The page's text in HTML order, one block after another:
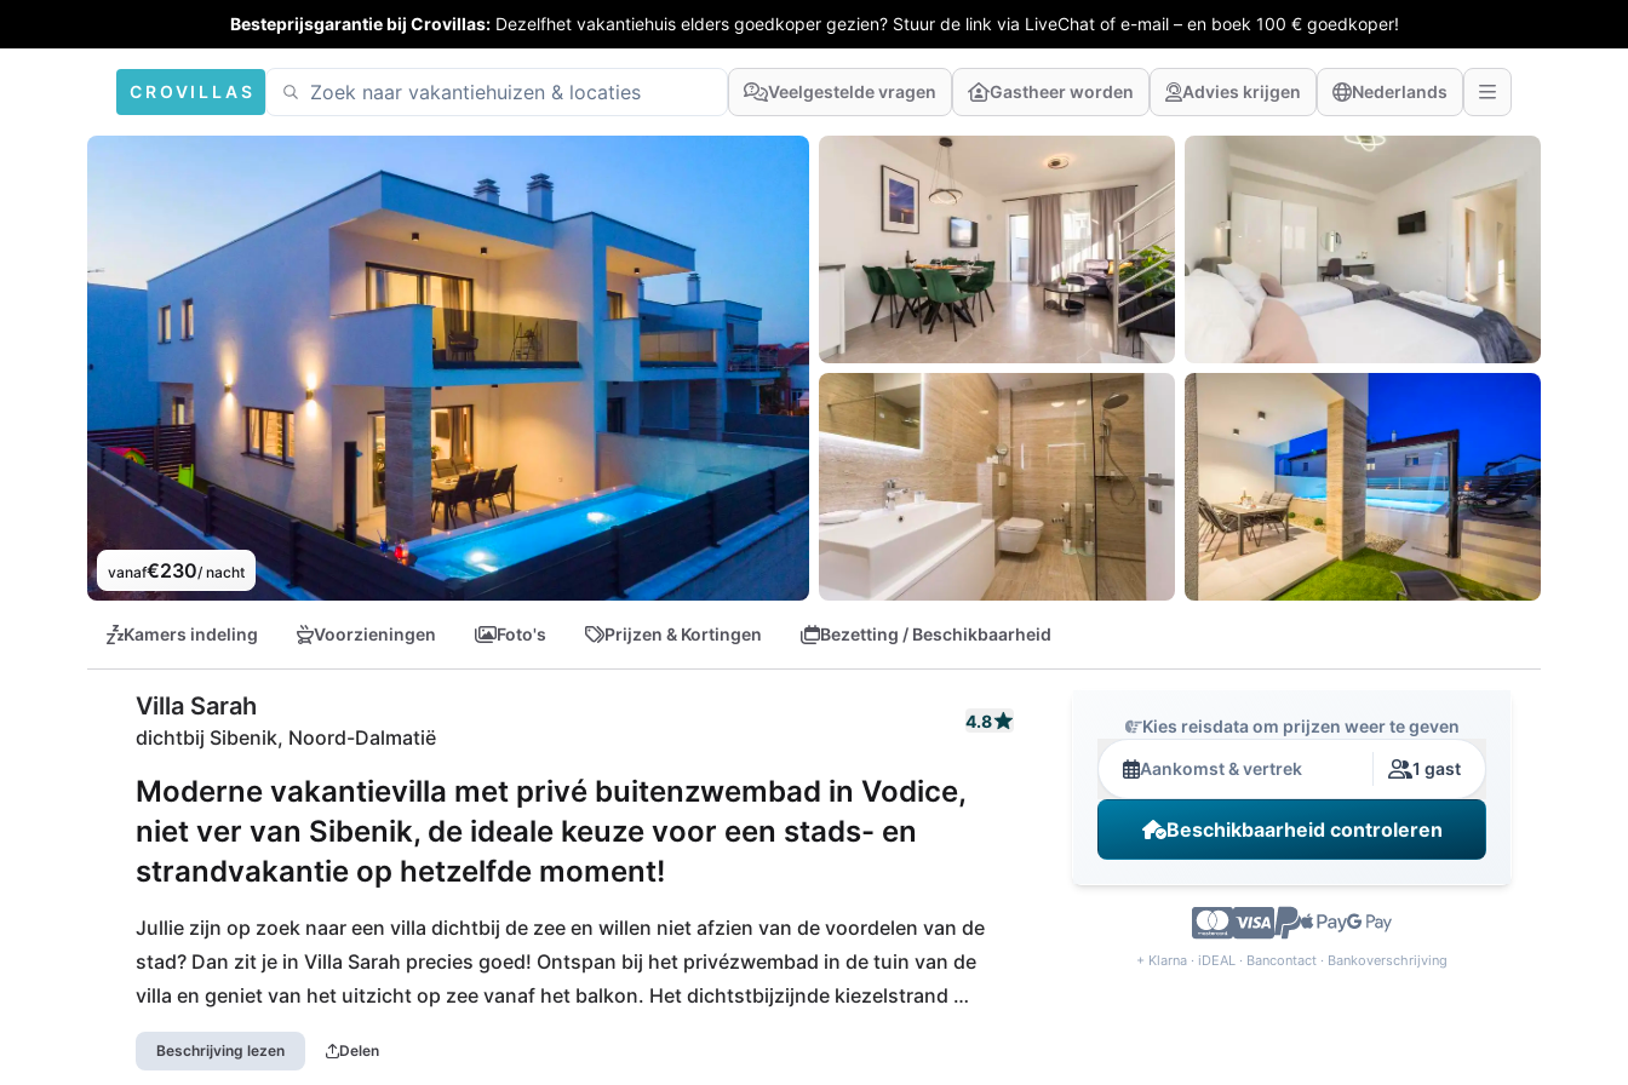
Besteprijsgarantie bij Crovillas: Dezelfhet vakantiehuis elders goedkoper gezien? Stuur de link via LiveChat of e-mail – en boek 100 € goedkoper!
CROVILLAS Veelgestelde vragen Gastheer worden Advies krijgen Nederlands
vanaf€230/ nacht
Kamers indeling Voorzieningen Foto's Prijzen & Kortingen Bezetting / Beschikbaarheid
Villa Sarah
dichtbij Sibenik, Noord-Dalmatië
4.8
Moderne vakantievilla met privé buitenzwembad in Vodice,
niet ver van Sibenik, de ideale keuze voor een stads- en
strandvakantie op hetzelfde moment!
Jullie zijn op zoek naar een villa dichtbij de zee en willen niet afzien van de voordelen van de
stad? Dan zit je in Villa Sarah precies goed! Ontspan bij het privézwembad in de tuin van de
villa en geniet van het uitzicht op zee vanaf het balkon. Het dichtstbijzijnde kiezelstrand
bevindt zich op slechts 1,5 km afstand, de ondiepe toegang en de talrijke strandbars en
restaurants langs de 4 km lange promenade van Vodice maken jullie stranddagen compleet.
Beschrijving lezen Delen
Kies reisdata om prijzen weer te geven
Aankomst & vertrek 1 gast
Beschikbaarheid controleren
+ Klarna · iDEAL · Bancontact · Bankoverschrijving